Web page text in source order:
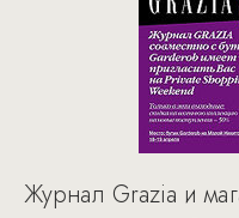
Журнал Grazia и